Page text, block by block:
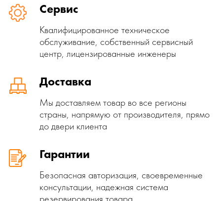
Сервис
Квалифицированное техническое
обслуживание, собственный сервисный
центр, лицензированные инженеры
Доставка
Мы доставляем товар во все регионы
страны, напрямую от производителя, прямо
до двери клиента
Гарантии
Безопасная авторизация, своевременные
консультации, надежная система